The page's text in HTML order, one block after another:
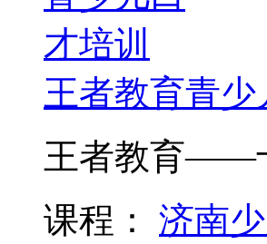
王者教育青
王者教育——
课程：
济南